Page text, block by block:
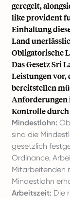
geregelt,
like provident
Einhaltung
Land
Obligatorische
Das Gesetz Sri
Leistungen
bereitstellen
Anforderungen
Kontrolle durch
Mindestlohn:
sind die
gesetzlich
Ordinance.
Mitarbeitenden
Mindestlohn
Arbeitszeit: Die